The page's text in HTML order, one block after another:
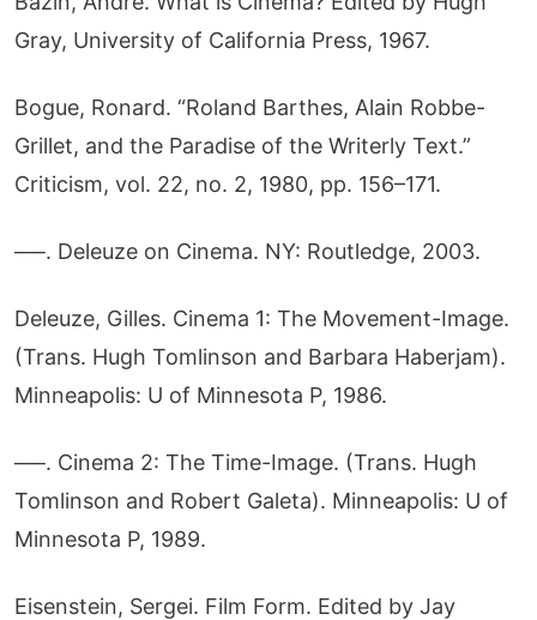
Gray, University of California Press, 1967.
Bogue, Ronard. “Roland Barthes, Alain Robbe-
Grillet, and the Paradise of the Writerly Text.”
Criticism, vol. 22, no. 2, 1980, pp. 156–171.
──. Deleuze on Cinema. NY: Routledge, 2003.
Deleuze, Gilles. Cinema 1: The Movement-Image.
(Trans. Hugh Tomlinson and Barbara Haberjam).
Minneapolis: U of Minnesota P, 1986.
──. Cinema 2: The Time-Image. (Trans. Hugh
Tomlinson and Robert Galeta). Minneapolis: U of
Minnesota P, 1989.
Eisenstein, Sergei. Film Form. Edited by Jay